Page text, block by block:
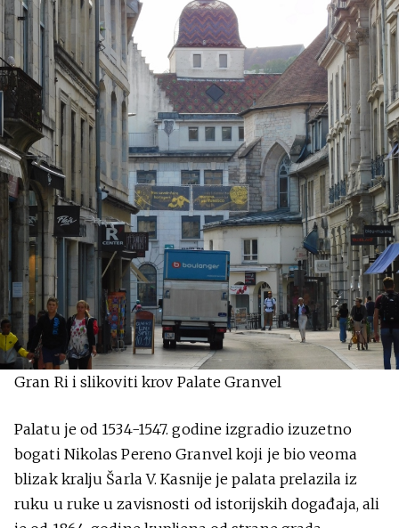
Gran Ri i slikoviti krov Palate Granvel
Palatu je od 1534-1547. godine izgradio izuzetno
bogati Nikolas Pereno Granvel koji je bio veoma
blizak kralju Šarla V. Kasnije je palata prelazila iz
ruku u ruke u zavisnosti od istorijskih događaja, ali